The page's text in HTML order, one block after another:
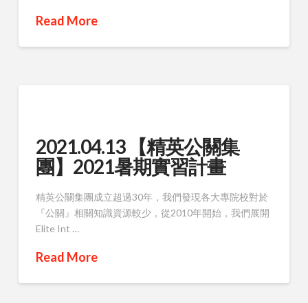
Read More
2021.04.13 【精英公關集
團】2021暑期實習計畫
精英公關集團成立超過30年，我們發現各大專院校對於
『公關』相關知識資源較少，從2010年開始，我們展開
Elite Int …
Read More